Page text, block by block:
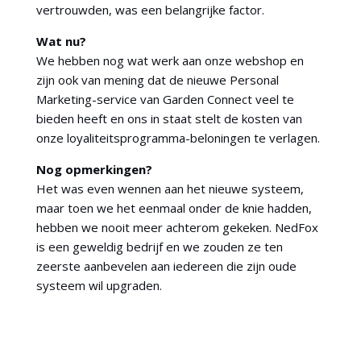
vertrouwden, was een belangrijke factor.
Wat nu?
We hebben nog wat werk aan onze webshop en
zijn ook van mening dat de nieuwe Personal
Marketing-service van Garden Connect veel te
bieden heeft en ons in staat stelt de kosten van
onze loyaliteitsprogramma-beloningen te verlagen.
Nog opmerkingen?
Het was even wennen aan het nieuwe systeem,
maar toen we het eenmaal onder de knie hadden,
hebben we nooit meer achterom gekeken. NedFox
is een geweldig bedrijf en we zouden ze ten
zeerste aanbevelen aan iedereen die zijn oude
systeem wil upgraden.